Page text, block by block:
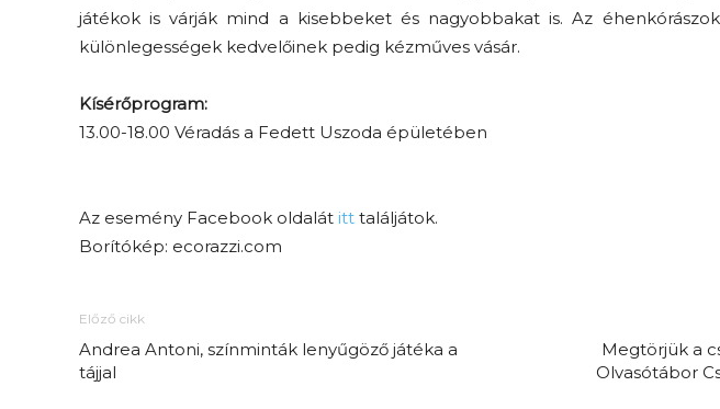
játékok is várják mind a kisebbeket és nagyobbakat is. Az
különlegességek kedvelőinek pedig kézműves vásár.
Kísérőprogram:
13.00-18.00 Véradás a Fedett Uszoda épületében
Az esemény Facebook oldalát itt találjátok.
Borítókép: ecorazzi.com
Előző cikk
Andrea Antoni, színminták lenyűgöző játéka a
tájjal
Megtörjük a
Olvasótábor